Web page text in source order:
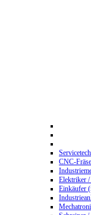
CNC-
Elektriker
Einkäufer